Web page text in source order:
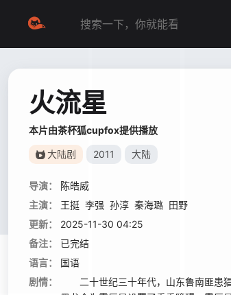
火流星
本片由茶杯狐cupfox提供播放
大陆剧 2011 大陆
导演：
陈皓威
主演：
王挺 李强 孙淳 秦海璐 田野
更新：
2025-11-30 04:25
备注：
已完结
语言：
国语
剧情：
二十世纪三十年代，山东鲁南匪患猖